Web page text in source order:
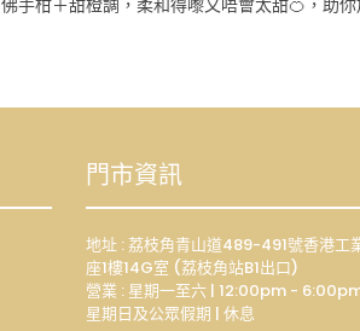
門市資訊
地址 : 荔枝角青山道489-491號香港工
座1樓14G室 (荔枝角站B1出口)
營業 : 星期一至六 | 12:00pm -
星期日及公眾假期 | 休息